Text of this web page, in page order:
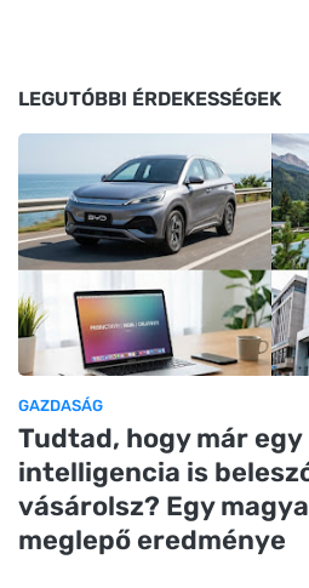
LEGUTÓBBI ÉRDEKESSÉGEK
GAZDASÁG
Tudtad, hogy már
intelligencia is
vásárolsz? Egy
meglepő eredménye